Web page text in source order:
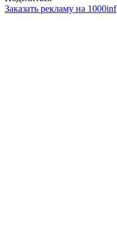
Заказать рекламу на 1000inf